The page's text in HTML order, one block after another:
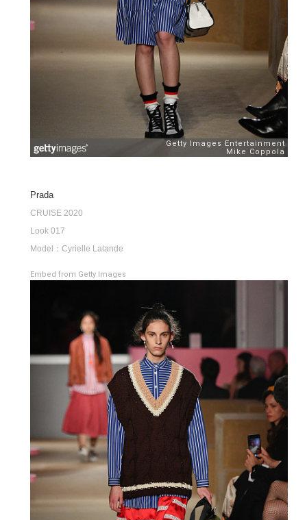
Prada
CRUISE 2020
Look 017
Model：Cyrielle Lalande
Embed from Getty Images